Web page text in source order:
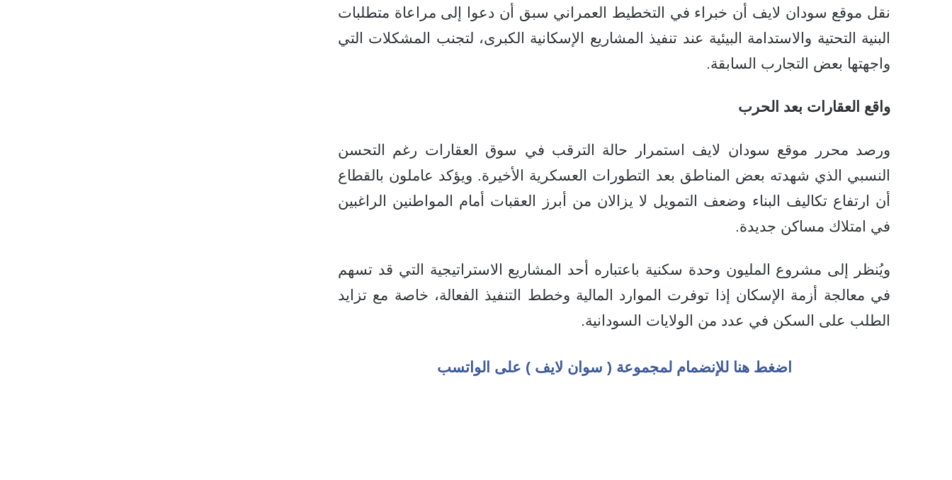
نقل موقع سودان لايف أن خبراء في التخطيط العمراني سبق أن دعوا إلى مراعاة متطلبات
البنية التحتية والاستدامة البيئية عند تنفيذ المشاريع الإسكانية الكبرى، لتجنب المشكلات التي
واجهتها بعض التجارب السابقة.
واقع العقارات بعد الحرب
ورصد محرر موقع سودان لايف استمرار حالة الترقب في سوق العقارات رغم التحسن
النسبي الذي شهدته بعض المناطق بعد التطورات العسكرية الأخيرة. ويؤكد عاملون بالقطاع
أن ارتفاع تكاليف البناء وضعف التمويل لا يزالان من أبرز العقبات أمام المواطنين الراغبين
في امتلاك مساكن جديدة.
ويُنظر إلى مشروع المليون وحدة سكنية باعتباره أحد المشاريع الاستراتيجية التي قد تسهم
في معالجة أزمة الإسكان إذا توفرت الموارد المالية وخطط التنفيذ الفعالة، خاصة مع تزايد
الطلب على السكن في عدد من الولايات السودانية.
اضغط هنا للإنضمام لمجموعة ( سوان لايف ) على الواتسب